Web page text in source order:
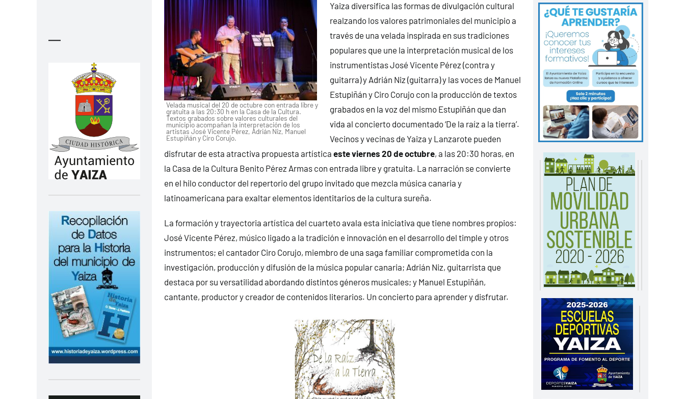
—
Velada musical del 20 de octubre con entrada libre y
gratuita a las 20:30 h en la Casa de la Cultura.
Textos grabados sobre valores culturales del
municipio acompañan la interpretación de los
artistas José Vicente Pérez, Adrián Niz, Manuel
Estupiñán y Ciro Corujo.
Yaiza diversifica las formas de divulgación cultural
realzando los valores patrimoniales del municipio a
través de una velada inspirada en sus tradiciones
populares que une la interpretación musical de los
instrumentistas José Vicente Pérez (contra y
guitarra) y Adrián Niz (guitarra) y las voces de Manuel
Estupiñán y Ciro Corujo con la producción de textos
grabados en la voz del mismo Estupiñán que dan
vida al concierto documentado ‘De la raíz a la tierra’.
Vecinos y vecinas de Yaiza y Lanzarote pueden
disfrutar de esta atractiva propuesta artística este viernes 20 de octubre, a las 20:30 horas, en
la Casa de la Cultura Benito Pérez Armas con entrada libre y gratuita. La narración se convierte
en el hilo conductor del repertorio del grupo invitado que mezcla música canaria y
latinoamericana para exaltar elementos identitarios de la cultura sureña.
La formación y trayectoria artística del cuarteto avala esta iniciativa que tiene nombres propios:
José Vicente Pérez, músico ligado a la tradición e innovación en el desarrollo del timple y otros
instrumentos; el cantador Ciro Corujo, miembro de una saga familiar comprometida con la
investigación, producción y difusión de la música popular canaria; Adrián Niz, guitarrista que
destaca por su versatilidad abordando distintos géneros musicales; y Manuel Estupiñán,
cantante, productor y creador de contenidos literarios. Un concierto para aprender y disfrutar.